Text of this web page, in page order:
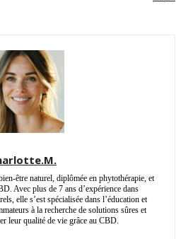
être naturel, diplômée en phytothérapie, et
Avec plus de 7 ans d’expérience dans
elle s’est spécialisée dans l’éducation et
à la recherche de solutions sûres et
leur qualité de vie grâce au CBD.